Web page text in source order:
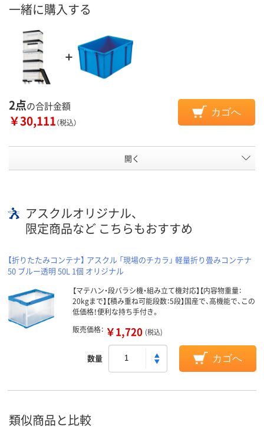
一緒に購入する
2点の合計金額
￥30,111（税込）
カゴへ
開く
アスクルオリジナル、
限定商品など こちらもおすすめ
【折りたたみコンテナ】 アスクル 「現場のチカラ」 軽量折り畳みコンテナ
50 ブルー透明 50L 1個 オリジナル
【マテハン・段バラシ機・組み立て機対応】【内容物重量：
20kgまで】【積み重ね可能段数：5段】国産で、高機能で、この
低価格！便利な持ち手付き。
販売価格： ￥1,720 (税込)
数量 カゴへ
類似商品と比較